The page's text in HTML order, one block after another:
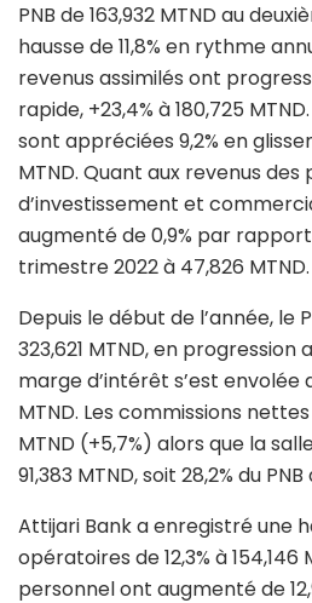
PNB de 163,932 MTND au
hausse de 11,8% en rythme
revenus assimilés ont
rapide, +23,4% à 180,725
sont appréciées 9,2% en
MTND. Quant aux revenus
d’investissement et
augmenté de 0,9% par
trimestre 2022 à 47,826 MTND.
Depuis le début de l’année, le
323,621 MTND, en progression
marge d’intérêt s’est envolée
MTND. Les commissions
MTND (+5,7%) alors que la
91,383 MTND, soit 28,2% du
Attijari Bank a enregistré une
opératoires de 12,3% à 154,146
personnel ont augmenté de